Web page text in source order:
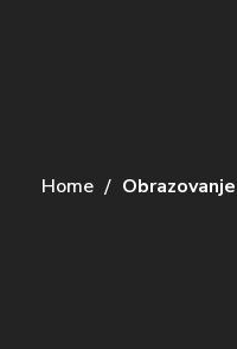
Home Obrazovanje